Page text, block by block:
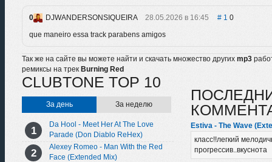
0 DJWANDERSONSIQUEIRA 28.05.2026 в 16:45 10
que maneiro essa track parabens amigos
Так же на сайте вы можете найти и скачать множество других mp3
ремиксы на трек Burning Red
CLUBTONE TOP 10
За день За неделю
Da Hool - Meet Her At The Love
Parade (Don Diablo ReHex)
Alexey Romeo - Man With the Red
Face (Extended Mix)
Estiva - The Wave
класс!!легкий
прогрессив..вкуснота